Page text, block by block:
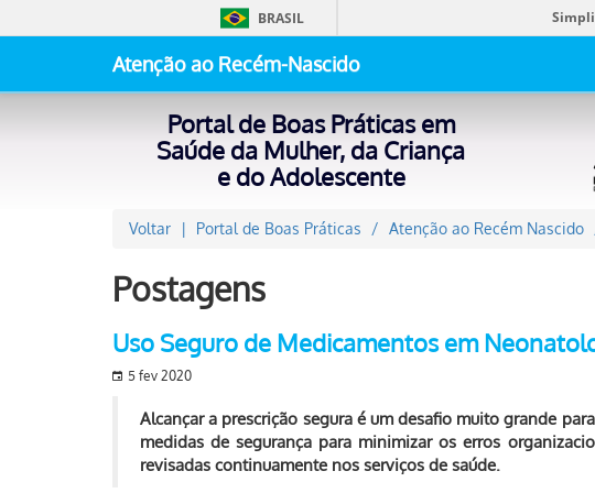
BRASIL
Atenção ao Recém-Nascido
Portal de Boas Práticas em
Saúde da Mulher, da Criança
e do Adolescente
Voltar Portal de Boas Práticas Atenção ao Recém Nascido
Postagens
Uso Seguro de Medicamentos em
5 fev 2020
Alcançar a prescrição segura é um desafio muito grande
medidas de segurança para minimizar os erros
revisadas continuamente nos serviços de saúde.